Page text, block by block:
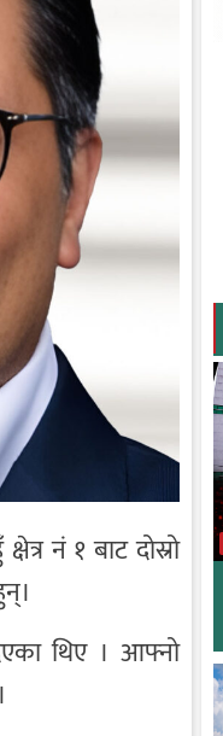
नं १ बाट दोस्रो
थिए । आफ्नो